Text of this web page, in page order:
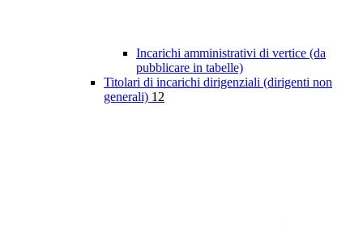
Incarichi amministrativi di vertice (da
pubblicare in tabelle)
Titolari di incarichi dirigenziali (dirigenti non
generali) 12